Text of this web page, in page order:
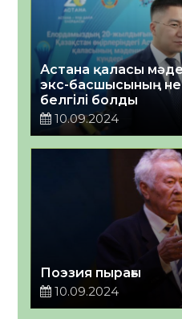
Астана қаласы
экс-басшысының не
белгілі болды
10.09.2024
Поэзия пырағы
10.09.2024